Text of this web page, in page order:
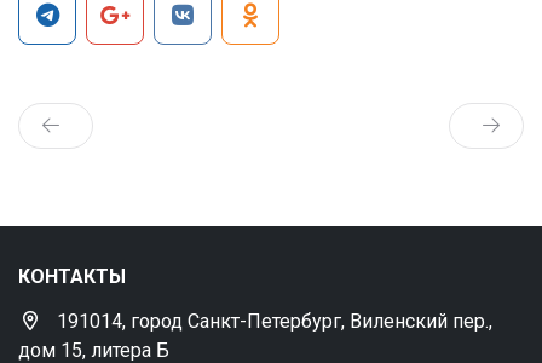
КОНТАКТЫ
191014, город Санкт-Петербург, Виленский пер.,
дом 15, литера Б